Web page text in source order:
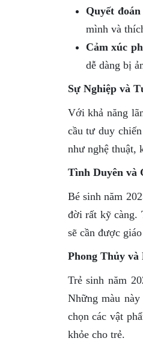
Quyết
mình và
Cảm xúc
dễ dàng bị
Sự Nghiệp và
Với khả năng
cầu tư duy
như nghệ thuật,
Tình Duyên và
Bé sinh năm
đời rất kỹ càng.
sẽ cần được
Phong Thủy và
Trẻ sinh năm
Những màu
chọn các vật
khỏe cho trẻ.